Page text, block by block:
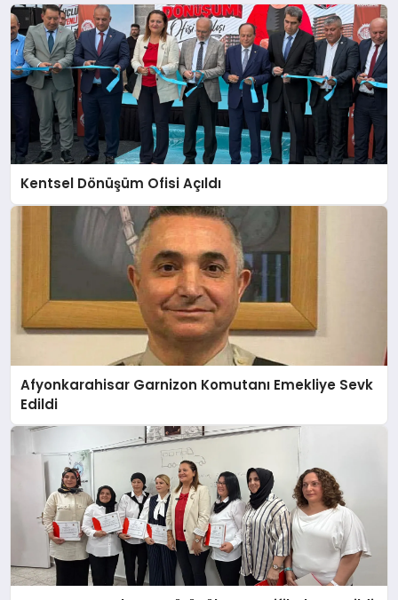
Kentsel Dönüşüm Ofisi Açıldı
Afyonkarahisar Garnizon Komutanı Emekliye Sevk
Edildi